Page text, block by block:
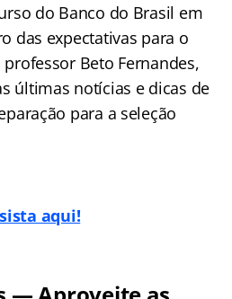
do Banco do Brasil em
das expectativas para o
Beto Fernandes,
últimas notícias e dicas de
para a seleção
aqui!